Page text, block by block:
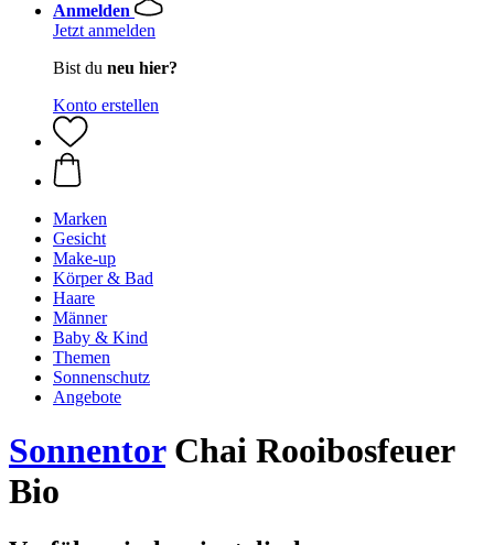
Anmelden
Jetzt anmelden
Bist du neu hier?
Konto erstellen
Marken
Gesicht
Make-up
Körper & Bad
Haare
Männer
Baby & Kind
Themen
Sonnenschutz
Angebote
SonnentorChai Rooibosfeuer
Bio